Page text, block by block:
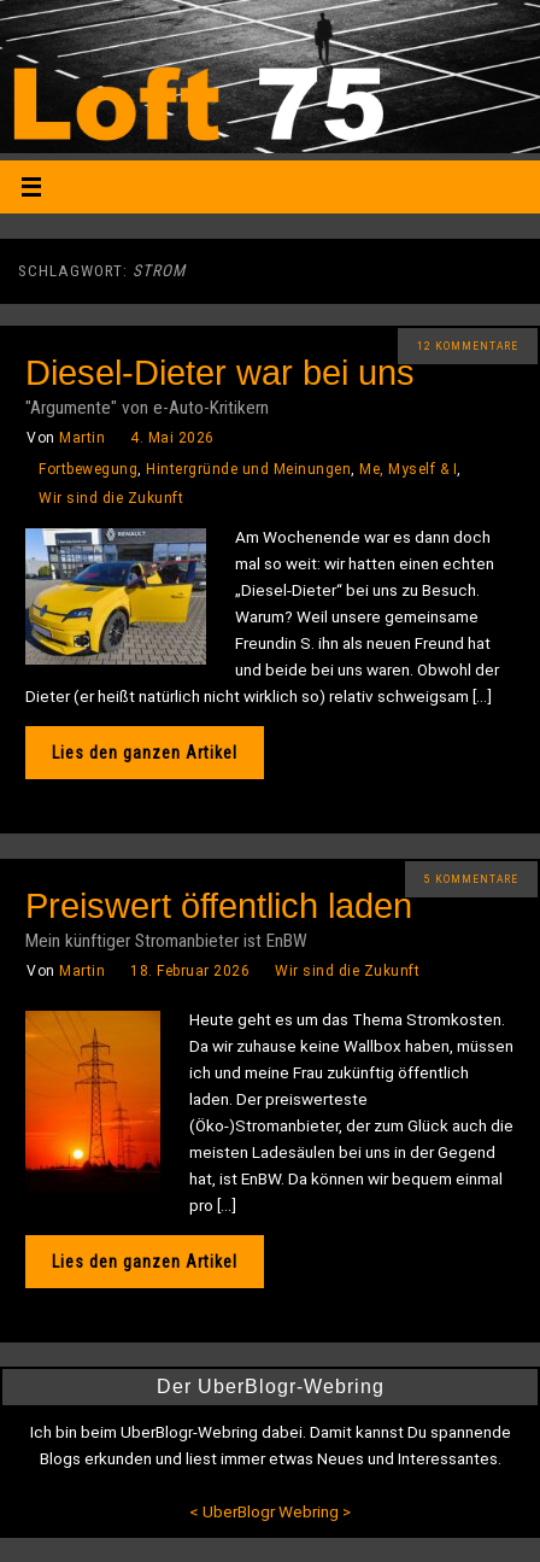
SCHLAGWORT: STROM
12 KOMMENTARE
Diesel-Dieter war bei uns
"Argumente" von e-Auto-Kritikern
Von Martin
4. Mai 2026
Fortbewegung, Hintergründe und Meinungen, Me, Myself & I,
Wir sind die Zukunft
Am Wochenende war es dann doch
mal so weit: wir hatten einen echten
„Diesel-Dieter“ bei uns zu Besuch.
Warum? Weil unsere gemeinsame
Freundin S. ihn als neuen Freund hat
und beide bei uns waren. Obwohl der
Dieter (er heißt natürlich nicht wirklich so) relativ schweigsam […]
Lies den ganzen Artikel
5 KOMMENTARE
Preiswert öffentlich laden
Mein künftiger Stromanbieter ist EnBW
Von Martin 18. Februar 2026 Wir sind die Zukunft
Heute geht es um das Thema Stromkosten.
Da wir zuhause keine Wallbox haben, müssen
ich und meine Frau zukünftig öffentlich
laden. Der preiswerteste
(Öko-)Stromanbieter, der zum Glück auch die
meisten Ladesäulen bei uns in der Gegend
hat, ist EnBW. Da können wir bequem einmal
pro […]
Lies den ganzen Artikel
Der UberBlogr-Webring
Ich bin beim UberBlogr-Webring dabei. Damit kannst Du spannende
Blogs erkunden und liest immer etwas Neues und Interessantes.
< UberBlogr Webring >